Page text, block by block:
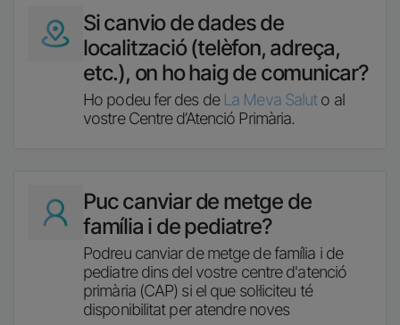
Imatge
Si canvio de dades de
localització (telèfon, adreça,
etc.), on ho haig de comunicar?
Ho podeu fer des de La Meva Salut o al
vostre Centre d’Atenció Primària.
Puc canviar de metge de
família i de pediatre?
Podreu canviar de metge de família i de
pediatre dins del vostre centre d'atenció
primària (CAP) si el que sol·liciteu té
disponibilitat per atendre noves